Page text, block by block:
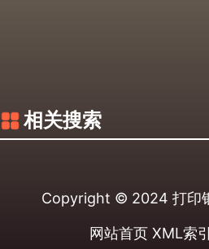
相关搜索
Copyright © 2024 打印
网站首页 XML索引